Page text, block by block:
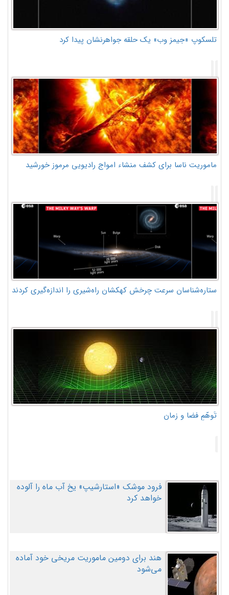
تلسکوپ «جیمز وب» یک حلقه جواهرنشان پیدا کرد
ماموریت ناسا برای کشف منشاء امواج رادیویی مرموز خورشید
ستاره‌شناسان سرعت چرخش کهکشان راه‌شیری را اندازه‌گیری کردند
تَوهّمِ فضا و زمان
فرود موشک «استارشیپ» یخ آب ماه را آلوده
خواهد کرد
هند برای دومین ماموریت مریخی خود آماده
می‌شود